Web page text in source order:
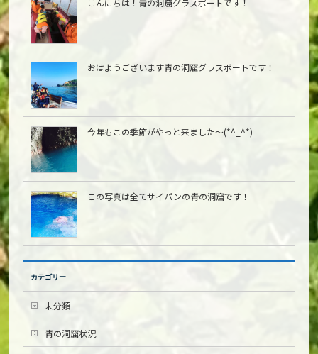
こんにちは︎！青の洞窟グラスボートです！
おはようございます青の洞窟グラスボートです！
今年もこの季節がやっと来ました〜(*^_^*)
この写真は全てサイパンの青の洞窟です！
カテゴリー
未分類
青の洞窟状況